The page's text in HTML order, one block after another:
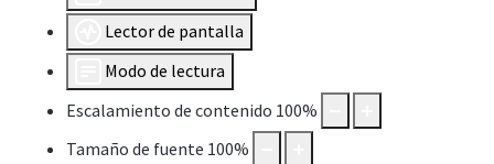
Lector de pantalla
Modo de lectura
Escalamiento de contenido 100%
Tamaño de fuente 100%